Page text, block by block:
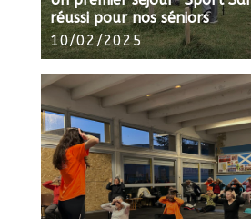
réussi pour nos séniors
10/02/2025